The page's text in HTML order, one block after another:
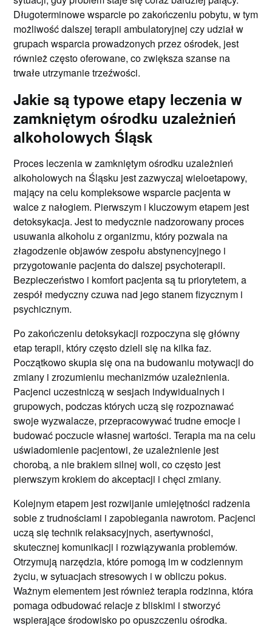
Długoterminowe wsparcie po zakończeniu pobytu, w tym
możliwość dalszej terapii ambulatoryjnej czy udział w
grupach wsparcia prowadzonych przez ośrodek, jest
również często oferowane, co zwiększa szanse na
trwałe utrzymanie trzeźwości.
Jakie są typowe etapy leczenia w
zamkniętym ośrodku uzależnień
alkoholowych Śląsk
Proces leczenia w zamkniętym ośrodku uzależnień
alkoholowych na Śląsku jest zazwyczaj wieloetapowy,
mający na celu kompleksowe wsparcie pacjenta w
walce z nałogiem. Pierwszym i kluczowym etapem jest
detoksykacja. Jest to medycznie nadzorowany proces
usuwania alkoholu z organizmu, który pozwala na
złagodzenie objawów zespołu abstynencyjnego i
przygotowanie pacjenta do dalszej psychoterapii.
Bezpieczeństwo i komfort pacjenta są tu priorytetem, a
zespół medyczny czuwa nad jego stanem fizycznym i
psychicznym.
Po zakończeniu detoksykacji rozpoczyna się główny
etap terapii, który często dzieli się na kilka faz.
Początkowo skupia się ona na budowaniu motywacji do
zmiany i zrozumieniu mechanizmów uzależnienia.
Pacjenci uczestniczą w sesjach indywidualnych i
grupowych, podczas których uczą się rozpoznawać
swoje wyzwalacze, przepracowywać trudne emocje i
budować poczucie własnej wartości. Terapia ma na celu
uświadomienie pacjentowi, że uzależnienie jest
chorobą, a nie brakiem silnej woli, co często jest
pierwszym krokiem do akceptacji i chęci zmiany.
Kolejnym etapem jest rozwijanie umiejętności radzenia
sobie z trudnościami i zapobiegania nawrotom. Pacjenci
uczą się technik relaksacyjnych, asertywności,
skutecznej komunikacji i rozwiązywania problemów.
Otrzymują narzędzia, które pomogą im w codziennym
życiu, w sytuacjach stresowych i w obliczu pokus.
Ważnym elementem jest również terapia rodzinna, która
pomaga odbudować relacje z bliskimi i stworzyć
wspierające środowisko po opuszczeniu ośrodka.